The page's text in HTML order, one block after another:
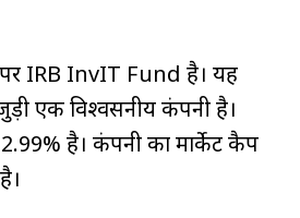
IRB InvIT Fund है। यह
जुड़ी एक विश्वसनीय कंपनी है।
है। कंपनी का मार्केट कैप